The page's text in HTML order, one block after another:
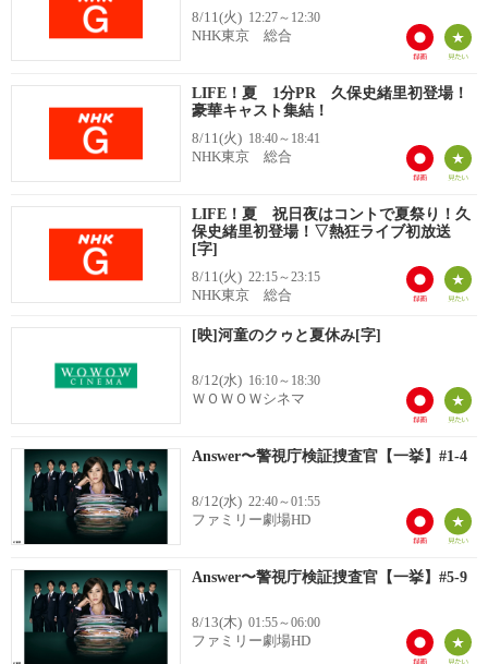
8/11(火) 12:27～12:30
NHK東京 総合
LIFE！夏 1分PR 久保史緒里初登場！
豪華キャスト集結！
8/11(火) 18:40～18:41
NHK東京 総合
LIFE！夏 祝日夜はコントで夏祭り！久
保史緒里初登場！▽熱狂ライブ初放送
[字]
8/11(火) 22:15～23:15
NHK東京 総合
[映]河童のクゥと夏休み[字]
8/12(水) 16:10～18:30
ＷＯＷＯＷシネマ
Answer〜警視庁検証捜査官【一挙】#1-4
8/12(水) 22:40～01:55
ファミリー劇場HD
Answer〜警視庁検証捜査官【一挙】#5-9
8/13(木) 01:55～06:00
ファミリー劇場HD